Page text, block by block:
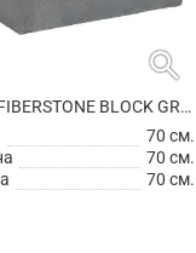
search
КАШПО FIBERSTONE BLOCK GREY XXL
70 см.
70 см.
70 см.